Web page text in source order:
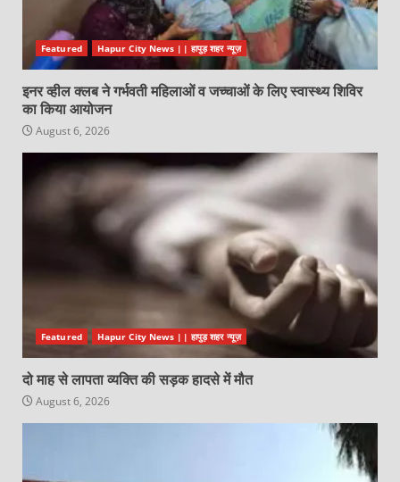
Featured Hapur City News || हापुड़ शहर न्यूज़
इनर व्हील क्लब ने गर्भवती महिलाओं व जच्चाओं के लिए स्वास्थ्य शिविर
का किया आयोजन
August 6, 2026
Featured Hapur City News || हापुड़ शहर न्यूज़
दो माह से लापता व्यक्ति की सड़क हादसे में मौत
August 6, 2026